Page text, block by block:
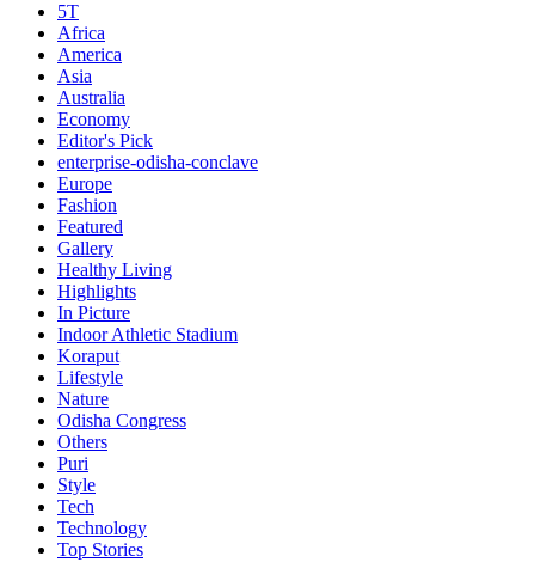
5T
Africa
America
Asia
Australia
Economy
Editor's Pick
enterprise-odisha-conclave
Europe
Fashion
Featured
Gallery
Healthy Living
Highlights
In Picture
Indoor Athletic Stadium
Koraput
Lifestyle
Nature
Odisha Congress
Others
Puri
Style
Tech
Technology
Top Stories